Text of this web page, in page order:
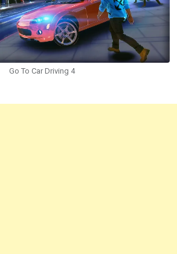
Go To Car Driving 4